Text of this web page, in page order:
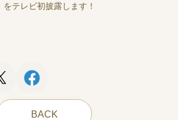
をテレビ初披露します！
BACK